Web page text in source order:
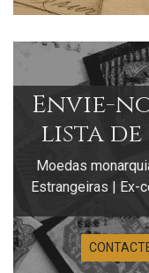
Envie-
lista
Moedas
Estrangeiras | Ex-